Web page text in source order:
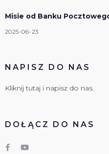
Misie od Banku
2025-06-23
NAPISZ DO NAS
Kliknij tutaj i napisz do nas.
DOŁĄCZ DO NAS